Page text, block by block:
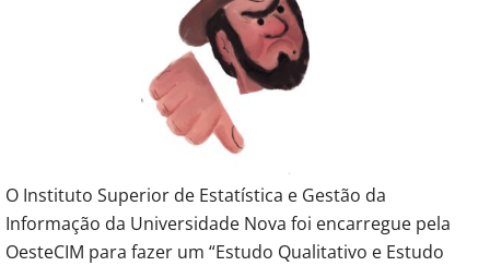
O Instituto Superior de Estatística e Gestão da
Informação da Universidade Nova foi encarregue pela
OesteCIM para fazer um “Estudo Qualitativo e Estudo